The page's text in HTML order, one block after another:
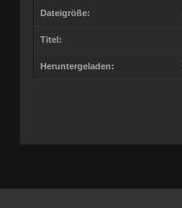
Dateigröße:
Titel:
Heruntergeladen: